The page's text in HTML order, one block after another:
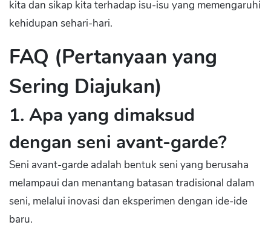
kita dan sikap kita terhadap isu-isu yang memengaruhi
kehidupan sehari-hari.
FAQ (Pertanyaan yang
Sering Diajukan)
1. Apa yang dimaksud
dengan seni avant-garde?
Seni avant-garde adalah bentuk seni yang berusaha
melampaui dan menantang batasan tradisional dalam
seni, melalui inovasi dan eksperimen dengan ide-ide
baru.